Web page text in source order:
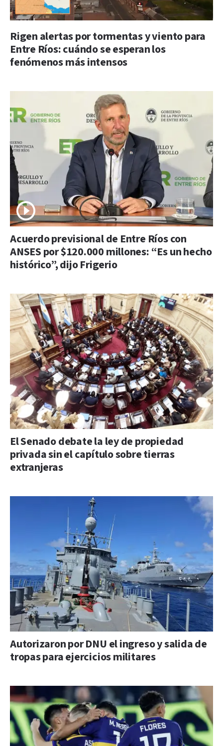
Rigen alertas por tormentas y viento para
Entre Ríos: cuándo se esperan los
fenómenos más intensos
Acuerdo previsional de Entre Ríos con
ANSES por $120.000 millones: “Es un hecho
histórico”, dijo Frigerio
El Senado debate la ley de propiedad
privada sin el capítulo sobre tierras
extranjeras
Autorizaron por DNU el ingreso y salida de
tropas para ejercicios militares